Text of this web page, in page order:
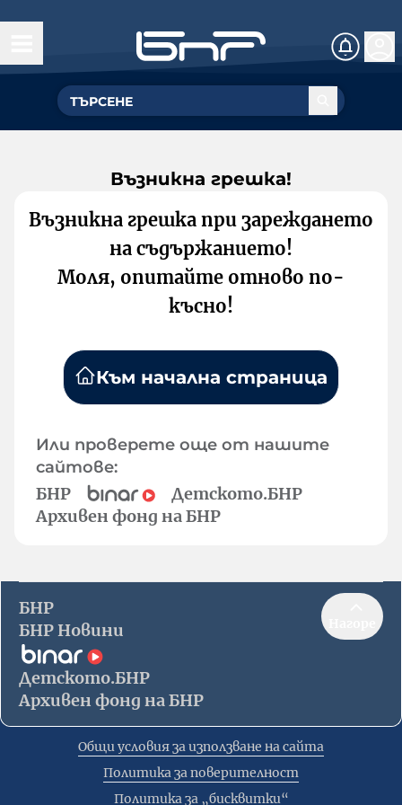
Възникна грешка!
Възникна грешка при зареждането
на съдържанието!
Моля, опитайте отново по-
късно!
Към начална страница
Или проверете още от нашите
сайтове:
БНР
Детското.БНР
Архивен фонд на БНР
БНР
БНР Новини
Детското.БНР
Архивен фонд на БНР
Общи условия за използване на сайта
Политика за поверителност
Политика за „бисквитки“